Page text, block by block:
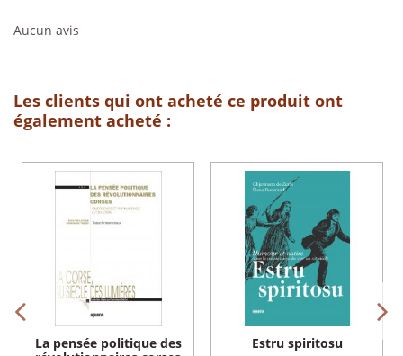
Aucun avis
Les clients qui ont acheté ce produit ont
également acheté :
La pensée politique des
Estru spiritosu